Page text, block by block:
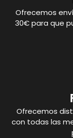
Ofrecemos
30€ para que
Ofrecemos
con todas las